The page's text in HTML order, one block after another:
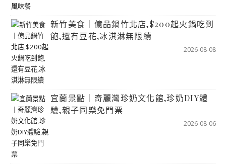
新竹美食｜億品鍋竹北店,$200起火鍋吃到
飽,還有豆花,冰淇淋無限續
2026-08-08
宜蘭景點｜奇麗灣珍奶文化館,珍奶DIY體
驗,親子同樂免門票
2026-08-06